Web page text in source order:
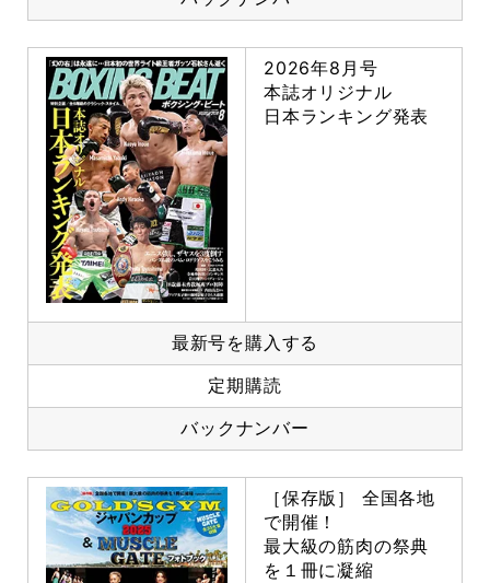
2026年8月号
本誌オリジナル
日本ランキング発表
最新号を購入する
定期購読
バックナンバー
［保存版］ 全国各地
で開催！
最大級の筋肉の祭典
を１冊に凝縮